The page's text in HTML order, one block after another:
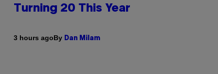
Turning 20 This Year
3 hours agoBy Dan Milam